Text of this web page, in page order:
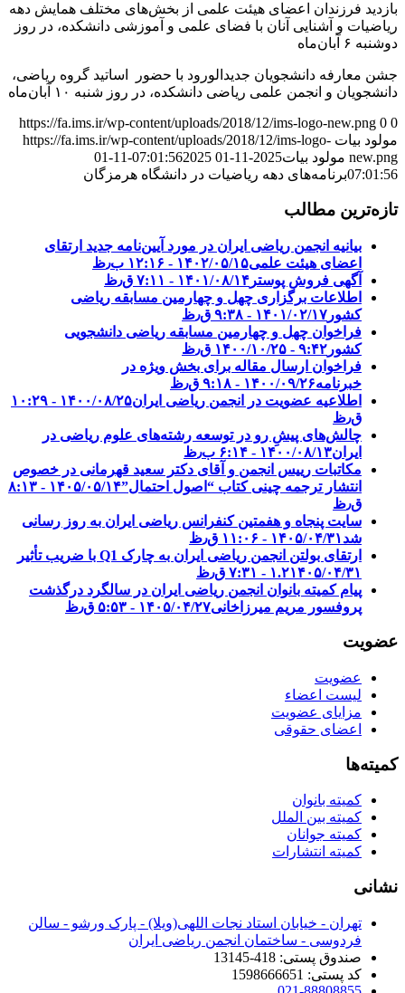
بازدید فرزندان اعضای هیئت علمی از بخش‌های مختلف همایش دهه
ریاضیات و آشنایی آنان با فضای علمی و آموزشی دانشکده، در روز
دوشنبه ۶ آبان‌ماه
جشن معارفه دانشجویان جدیدالورود با حضور اساتید گروه ریاضی،
دانشجویان و انجمن علمی ریاضی دانشکده، در روز شنبه ۱۰ آبان‌ماه
https://fa.ims.ir/wp-content/uploads/2018/12/ims-logo-new.png 0 0
مولود بیات https://fa.ims.ir/wp-content/uploads/2018/12/ims-logo-
new.png مولود بیات2025-11-01 07:01:56
2025-11-01
07:01:56برنامه‌های دهه ریاضیات در دانشگاه هرمزگان
تازه‌ترین مطالب
بیانیه انجمن ریاضی ایران در مورد آیین‌نامه جدید ارتقای
اعضای هیئت علمی۱۴۰۲/۰۵/۱۵ - ۱۲:۱۶ ب٫ظ
آگهی فروش پوستر ۱۴۰۱/۰۸/۱۴ - ۷:۱۱ ق٫ظ
اطلاعات برگزاری چهل و چهارمین مسابقه ریاضی
کشور ۱۴۰۱/۰۲/۱۷ - ۹:۳۸ ق٫ظ
فراخوان چهل و چهارمین مسابقه ریاضی دانشجویی
کشور‎‎ ۱۴۰۰/۱۰/۲۵ - ۹:۴۲ ق٫ظ
فراخوان ارسال مقاله برای بخش ویژه در
خبرنامه۱۴۰۰/۰۹/۲۶ - ۹:۱۸ ق٫ظ
اطلاعیه عضویت در انجمن ریاضی ایران
۱۴۰۰/۰۸/۲۵ - ۱۰:۲۹
ق٫ظ
چالش‌های پیشِ رو در توسعه رشته‌های علوم ریاضی در
ایران۱۴۰۰/۰۸/۱۳ - ۶:۱۴ ب٫ظ
مکاتبات رییس انجمن و آقای دکتر سعید قهرمانی در خصوص
انتشار ترجمه چینی کتاب “اصول احتمال”
۱۴۰۵/۰۵/۱۴ - ۸:۱۳
ق٫ظ
سایت پنجاه و هفمتین کنفرانس ریاضی ایران به روز رسانی
شد۱۴۰۵/۰۴/۳۱ - ۱۱:۰۶ ق٫ظ
ارتقای بولتن انجمن ریاضی ایران به چارک Q1 با ضریب تأثیر
۱.۲۱۴۰۵/۰۴/۳۱ - ۷:۳۱ ق٫ظ
پیام کمیته بانوان انجمن ریاضی ایران در سالگرد درگذشت
پروفسور مریم میرزاخانی۱۴۰۵/۰۴/۲۷ - ۵:۵۳ ق٫ظ
عضویت
عضویت
لیست اعضاء
مزایای عضویت
اعضای حقوقی
کمیته‌ها
کمیته بانوان
کمیته بین الملل
کمیته جوانان
کمیته انتشارات
نشانی
تهران - خیابان استاد نجات اللهی(ویلا) - پارک ورشو - سالن
فردوسی - ساختمان انجمن ریاضی ایران
صندوق پستی: 418-13145
کد پستی: 1598666651